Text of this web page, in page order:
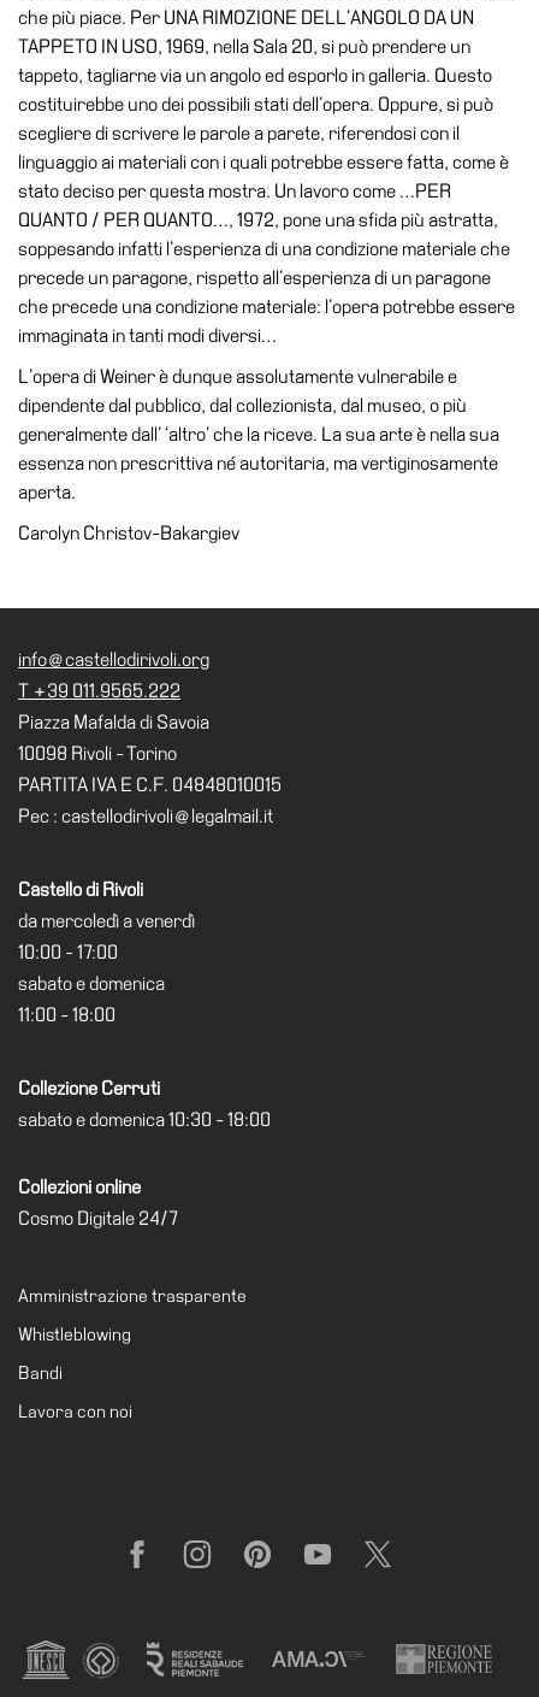
che più piace. Per UNA RIMOZIONE DELL’ANGOLO DA UN
TAPPETO IN USO, 1969, nella Sala 20, si può prendere un
tappeto, tagliarne via un angolo ed esporlo in galleria. Questo
costituirebbe uno dei possibili stati dell’opera. Oppure, si può
scegliere di scrivere le parole a parete, riferendosi con il
linguaggio ai materiali con i quali potrebbe essere fatta, come è
stato deciso per questa mostra. Un lavoro come …PER
QUANTO / PER QUANTO…, 1972, pone una sfida più astratta,
soppesando infatti l’esperienza di una condizione materiale che
precede un paragone, rispetto all’esperienza di un paragone
che precede una condizione materiale: l’opera potrebbe essere
immaginata in tanti modi diversi…
L’opera di Weiner è dunque assolutamente vulnerabile e
dipendente dal pubblico, dal collezionista, dal museo, o più
generalmente dall’ ‘altro’ che la riceve. La sua arte è nella sua
essenza non prescrittiva né autoritaria, ma vertiginosamente
aperta.
Carolyn Christov-Bakargiev
info@castellodirivoli.org
T +39 011.9565.222
Piazza Mafalda di Savoia
10098 Rivoli - Torino
PARTITA IVA E C.F. 04848010015
Pec : castellodirivoli@legalmail.it
Castello di Rivoli
da mercoledì a venerdì
10:00 - 17:00
sabato e domenica
11:00 - 18:00
Collezione Cerruti
sabato e domenica 10:30 - 18:00
Collezioni online
Cosmo Digitale 24/7
Amministrazione trasparente
Whistleblowing
Bandi
Lavora con noi
FacebookInstagramPinterestYouTube X